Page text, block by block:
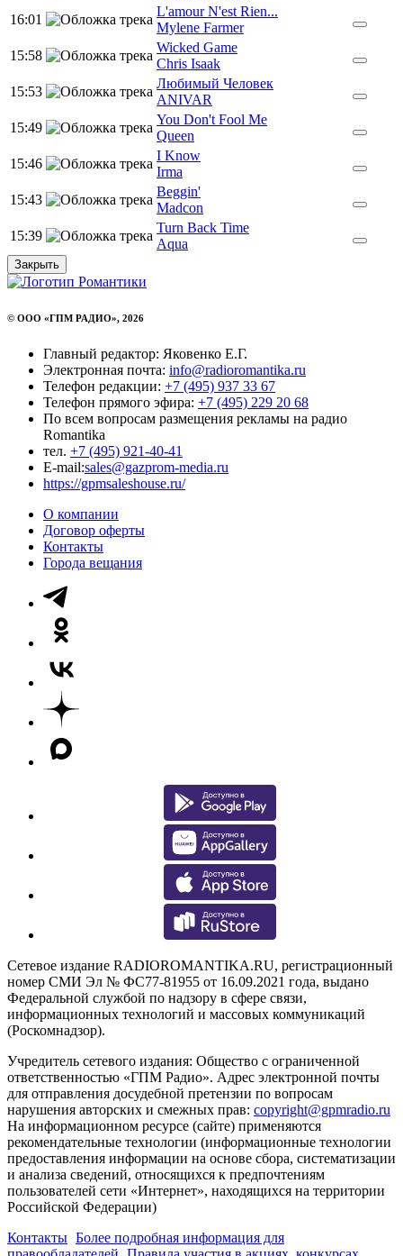
16:01
L'amour N'est Rien...
Mylene Farmer
15:58
Wicked Game
Chris Isaak
15:53
Любимый Человек
ANIVAR
15:49
You Don't Fool Me
Queen
15:46
I Know
Irma
15:43
Beggin'
Madcon
15:39
Turn Back Time
Aqua
Закрыть
© ООО «ГПМ РАДИО», 2026
Главный редактор: Яковенко Е.Г.
Электронная почта: info@radioromantika.ru
Телефон редакции: +7 (495) 937 33 67
Телефон прямого эфира: +7 (495) 229 20 68
По всем вопросам размещения рекламы на радио
Romantika
тел. +7 (495) 921-40-41
E-mail:sales@gazprom-media.ru
https://gpmsaleshouse.ru/
О компании
Договор оферты
Контакты
Города вещания
Сетевое издание RADIOROMANTIKA.RU, регистрационный
номер СМИ Эл № ФС77-81955 от 16.09.2021 года, выдано
Федеральной службой по надзору в сфере связи,
информационных технологий и массовых коммуникаций
(Роскомнадзор).
Учредитель сетевого издания: Общество с ограниченной
ответственностью «ГПМ Радио». Адрес электронной почты
для отправления досудебной претензии по вопросам
нарушения авторских и смежных прав: copyright@gpmradio.ru
На информационном ресурсе (сайте) применяются
рекомендательные технологии (информационные технологии
предоставления информации на основе сбора, систематизации
и анализа сведений, относящихся к предпочтениям
пользователей сети «Интернет», находящихся на территории
Российской Федерации)
Контакты Более подробная информация для